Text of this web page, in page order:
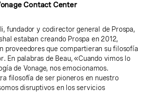
Contact Center
fundador y codirector general de Prospa,
estaban creando Prospa en 2012,
proveedores que compartieran su filosofía
En palabras de Beau, «Cuando vimos lo
de Vonage, nos emocionamos.
filosofía de ser pioneros en nuestro
disruptivos en los servicios